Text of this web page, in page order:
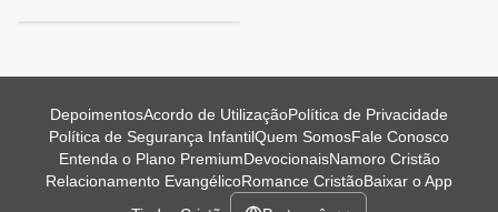
DepoimentosAcordo de UtilizaçãoPolítica de Privacidade
Política de Segurança InfantilQuem SomosFale Conosco
Entenda o Plano PremiumDevocionaisNamoro Cristão
Relacionamento EvangélicoRomance CristãoBaixar o App